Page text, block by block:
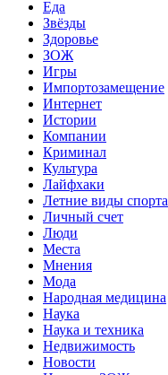
Еда
Звёзды
Здоровье
ЗОЖ
Игры
Импортозамещение
Интернет
Истории
Компании
Криминал
Культура
Лайфхаки
Летние виды спорта
Личный счет
Люди
Места
Мнения
Мода
Народная медицина
Наука
Наука и техника
Недвижимость
Новости